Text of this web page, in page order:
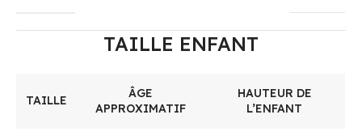
TAILLE ENFANT
TAILLE
ÂGE
APPROXIMATIF
HAUTEUR DE
L’ENFANT